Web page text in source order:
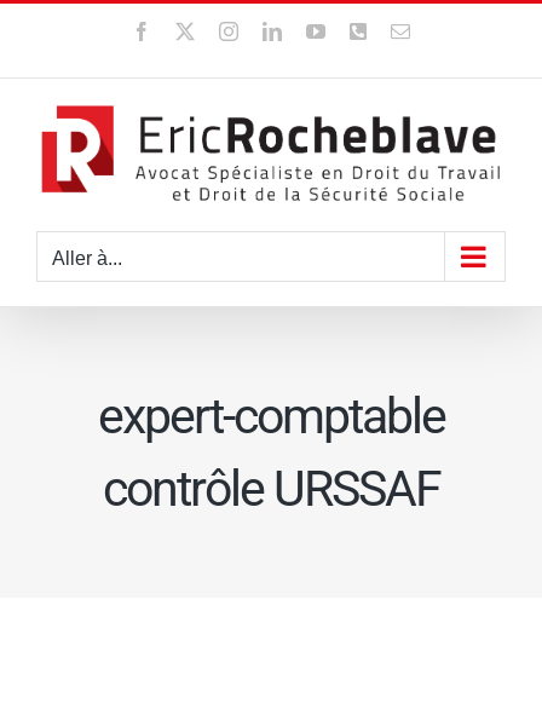
contenu
Facebook InstagramLinkedInYouTubeWhatsApp
Email
Aller à...
expert-comptable
contrôle URSSAF